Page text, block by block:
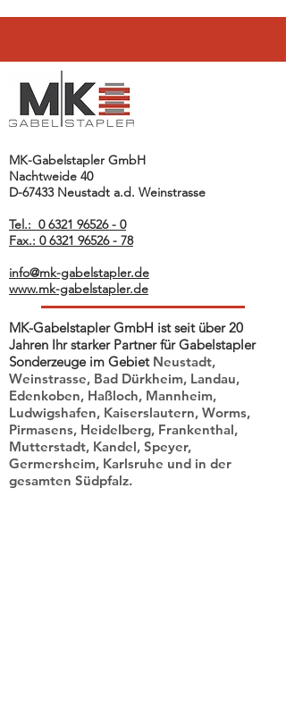
MK-Gabelstapler GmbH
Nachtweide 40
D-67433 Neustadt a.d. Weinstrasse
Tel.: 0 6321 96526 - 0
Fax.: 0 6321 96526 - 78
info@mk-gabelstapler.de
www.mk-gabelstapler.de
MK-Gabelstapler GmbH ist seit über 20
Jahren Ihr starker Partner für Gabelstapler
Sonderzeuge im Gebiet Neustadt,
Weinstrasse, Bad Dürkheim, Landau,
Edenkoben, Haßloch, Mannheim,
Ludwigshafen, Kaiserslautern, Worms,
Pirmasens, Heidelberg, Frankenthal,
Mutterstadt, Kandel, Speyer,
Germersheim, Karlsruhe und in der
gesamten Südpfalz.